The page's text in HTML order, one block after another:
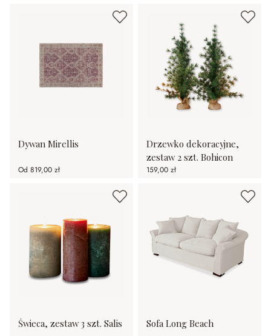
Dywan Mirellis
Od 819,00 zł
Drzewko dekoracyjne,
zestaw 2 szt. Bohicon
159,00 zł
Świeca, zestaw 3 szt. Salis Sofa Long Beach